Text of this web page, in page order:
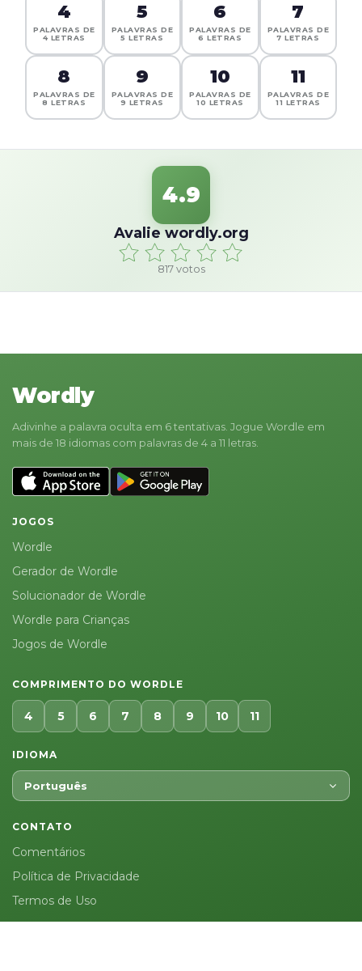
4
PALAVRAS DE
4 LETRAS
5
PALAVRAS DE
5 LETRAS
6
PALAVRAS DE
6 LETRAS
7
PALAVRAS DE
7 LETRAS
8
PALAVRAS DE
8 LETRAS
9
PALAVRAS DE
9 LETRAS
10
PALAVRAS DE
10 LETRAS
11
PALAVRAS DE
11 LETRAS
4.9
Avalie wordly.org
817votos
Wordly
Adivinhe a palavra oculta em 6 tentativas. Jogue Wordle em
mais de 18 idiomas com palavras de 4 a 11 letras.
JOGOS
Wordle
Gerador de Wordle
Solucionador de Wordle
Wordle para Crianças
Jogos de Wordle
COMPRIMENTO DO WORDLE
4 5 6 7 8 9 10 11
IDIOMA
Português
CONTATO
Comentários
Política de Privacidade
Termos de Uso